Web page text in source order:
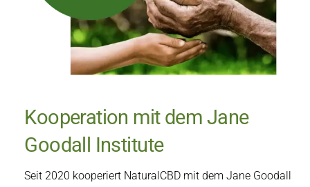
Kooperation mit dem Jane
Goodall Institute
Seit 2020 kooperiert NaturalCBD mit dem Jane Goodall